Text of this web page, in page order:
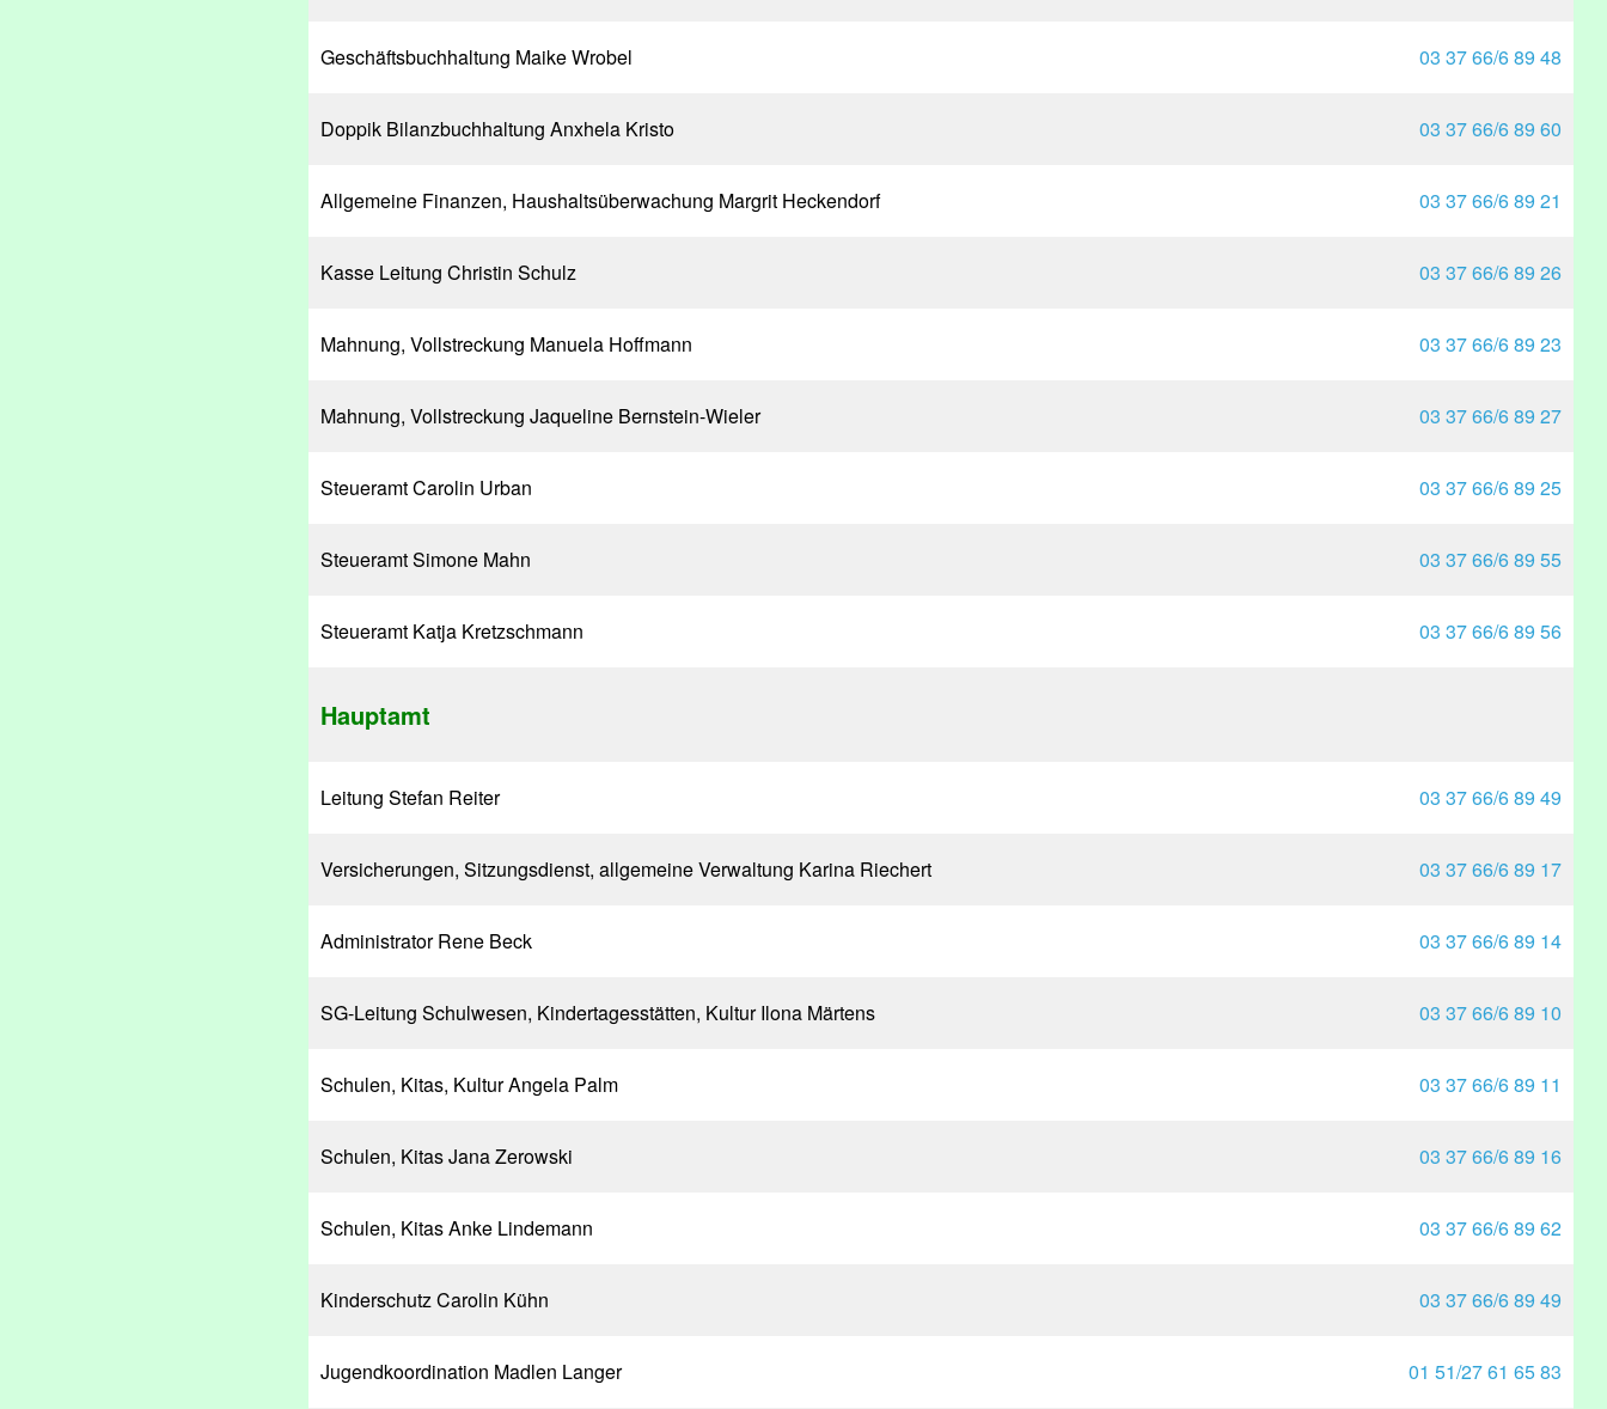
Geschäftsbuchhaltung Maike Wrobel 03 37 66/6 89 48
Doppik Bilanzbuchhaltung Anxhela Kristo 03 37 66/6 89 60
Allgemeine Finanzen, Haushaltsüberwachung Margrit Heckendorf 03 37 66/6 89 21
Kasse Leitung Christin Schulz 03 37 66/6 89 26
Mahnung, Vollstreckung Manuela Hoffmann 03 37 66/6 89 23
Mahnung, Vollstreckung Jaqueline Bernstein-Wieler 03 37 66/6 89 27
Steueramt Carolin Urban 03 37 66/6 89 25
Steueramt Simone Mahn 03 37 66/6 89 55
Steueramt Katja Kretzschmann 03 37 66/6 89 56
Hauptamt
Leitung Stefan Reiter 03 37 66/6 89 49
Versicherungen, Sitzungsdienst, allgemeine Verwaltung Karina Riechert 03 37 66/6 89 17
Administrator Rene Beck 03 37 66/6 89 14
SG-Leitung Schulwesen, Kindertagesstätten, Kultur Ilona Märtens 03 37 66/6 89 10
Schulen, Kitas, Kultur Angela Palm 03 37 66/6 89 11
Schulen, Kitas Jana Zerowski 03 37 66/6 89 16
Schulen, Kitas Anke Lindemann 03 37 66/6 89 62
Kinderschutz Carolin Kühn 03 37 66/6 89 49
Jugendkoordination Madlen Langer 01 51/27 61 65 83